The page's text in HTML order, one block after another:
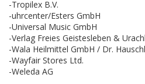
-Tropilex B.V.
-uhrcenter/Esters GmbH
-Universal Music GmbH
-Verlag Freies Geistesleben &
-Wala Heilmittel GmbH / Dr.
-Wayfair Stores Ltd.
-Weleda AG